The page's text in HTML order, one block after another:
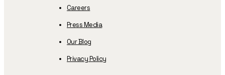
Careers
Press Media
Our Blog
Privacy Policy